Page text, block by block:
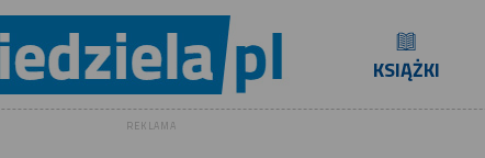
KSIĄŻKI
REKLAMA